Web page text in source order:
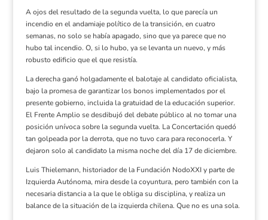
A ojos del resultado de la segunda vuelta, lo que parecía un
incendio en el andamiaje político de la transición, en cuatro
semanas, no solo se había apagado, sino que ya parece que no
hubo tal incendio. O, si lo hubo, ya se levanta un nuevo, y más
robusto edificio que el que resistía.
La derecha ganó holgadamente el balotaje al candidato oficialista,
bajo la promesa de garantizar los bonos implementados por el
presente gobierno, incluida la gratuidad de la educación superior.
El Frente Amplio se desdibujó del debate público al no tomar una
posición unívoca sobre la segunda vuelta. La Concertación quedó
tan golpeada por la derrota, que no tuvo cara para reconocerla. Y
dejaron solo al candidato la misma noche del día 17 de diciembre.
Luis Thielemann, historiador de la Fundación NodoXXI y parte de
Izquierda Autónoma, mira desde la coyuntura, pero también con la
necesaria distancia a la que le obliga su disciplina, y realiza un
balance de la situación de la izquierda chilena. Que no es una sola.